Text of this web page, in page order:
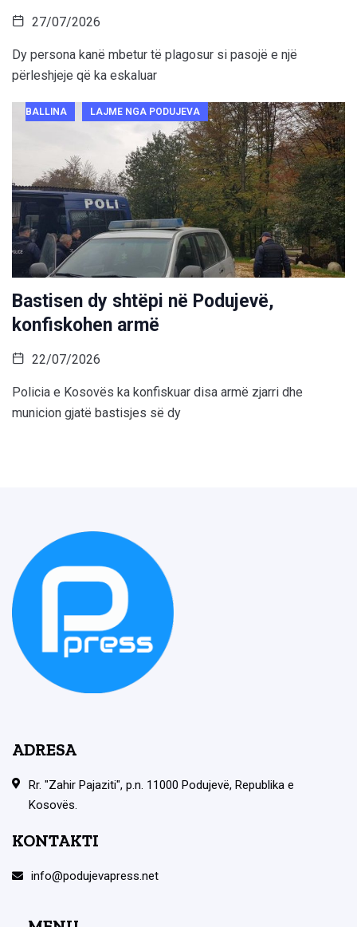
27/07/2026
Dy persona kanë mbetur të plagosur si pasojë e një
përleshjeje që ka eskaluar
BALLINA LAJME NGA PODUJEVA
Bastisen dy shtëpi në Podujevë,
konfiskohen armë
22/07/2026
Policia e Kosovës ka konfiskuar disa armë zjarri dhe
municion gjatë bastisjes së dy
ADRESA
Rr. "Zahir Pajaziti", p.n. 11000 Podujevë, Republika e
Kosovës.
KONTAKTI
info@podujevapress.net